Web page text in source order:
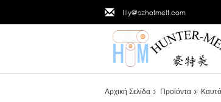
lily@szhotmelt.com
Αρχική Σελίδα Προϊόντα